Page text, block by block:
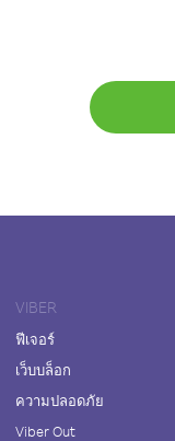
VIBER
ฟีเจอร์
เว็บบล็อก
ความปลอดภัย
Viber Out